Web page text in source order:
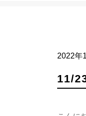
2022年
11/